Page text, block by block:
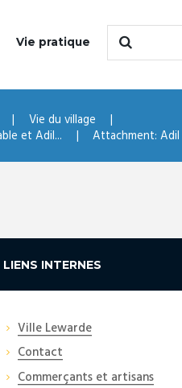
Vie pratique
Vie du village
et Adil...
Attachment: Adil
LIENS INTERNES
Ville Lewarde
Contact
Commerçants et artisans